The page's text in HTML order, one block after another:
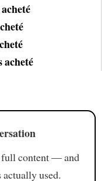
acheté
full content — and
used.